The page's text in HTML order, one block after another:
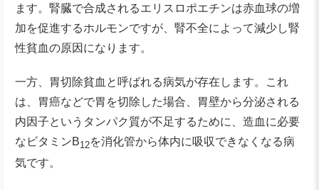
ます。腎臓で合成されるエリスロポエチンは赤血球の増
加を促進するホルモンですが、腎不全によって減少し腎
性貧血の原因になります。
一方、胃切除貧血と呼ばれる病気が存在します。これ
は、胃癌などで胃を切除した場合、胃壁から分泌される
内因子というタンパク質が不足するために、造血に必要
なビタミンB12を消化管から体内に吸収できなくなる病
気です。